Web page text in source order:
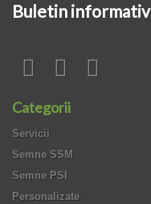
Buletin informativ
Categorii
Servicii
Semne SSM
Semne PSI
Personalizate